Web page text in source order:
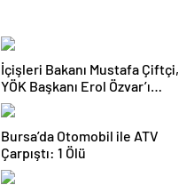
İçişleri Bakanı Mustafa Çiftçi,
YÖK Başkanı Erol Özvar’ı
Ziyaret Etti
Bursa’da Otomobil ile ATV
Çarpıştı: 1 Ölü